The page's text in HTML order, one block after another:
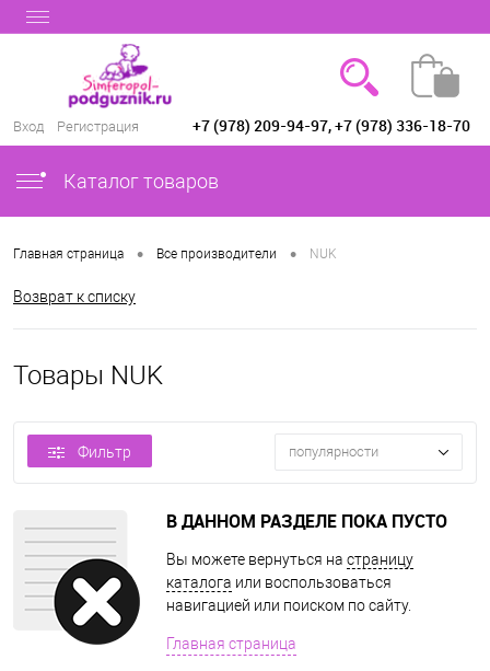
Вход Регистрация +7 (978) 209-94-97, +7 (978) 336-18-70
Каталог товаров
Главная страница • Все производители • NUK
Возврат к списку
Товары NUK
Фильтр популярности
В ДАННОМ РАЗДЕЛЕ ПОКА ПУСТО
Вы можете вернуться на страницу
каталога или воспользоваться
навигацией или поиском по сайту.
Главная страница